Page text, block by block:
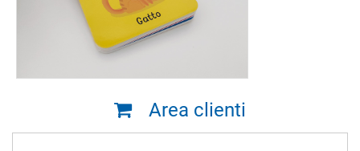
Area clienti